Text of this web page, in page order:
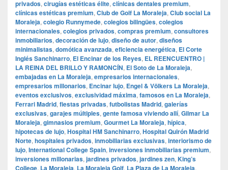
privados, cirugías estéticas élite, clínicas dentales premium,
clínicas estéticas premium, Club de Golf La Moraleja, Club social La
Moraleja, colegio Runnymede, colegios bilingües, colegios
internacionales, colegios privados, compras premium, consultores
inmobiliarios, decoración de lujo, diseño de autor, diseños
minimalistas, domótica avanzada, eficiencia energética, El Corte
Inglés Sanchinarro, El Encinar de los Reyes, EL REENCUENTRO |
LA REINA DEL BRILLO Y RAMONCÍN, El Soto de La Moraleja,
embajadas en La Moraleja, empresarios internacionales,
empresarios millonarios, Encinar lujo, Engel & Völkers La Moraleja,
eventos exclusivos, exclusividad máxima, famosos en La Moraleja,
Ferrari Madrid, fiestas privadas, futbolistas Madrid, galerías
exclusivas, garajes múltiples, gente famosa viviendo allí, Gilmar La
Moraleja, gimnasios premium, Gourmet La Moraleja, hípica,
hipotecas de lujo, Hospital HM Sanchinarro, Hospital Quirón Madrid
Norte, hospitales privados, inmobiliarias exclusivas, interiorismo de
lujo, International College Spain, inversiones inmobiliarias premium,
inversiones millonarias, jardines privados, jardines zen, King’s
College, La Moraleja, La Moraleja Golf, La Plaza de La Moraleja,